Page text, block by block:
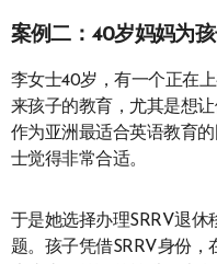
案例二：40岁妈妈为
李女士40岁，有一个正在
来孩子的教育，尤其是想
作为亚洲最适合英语教育
士觉得非常合适。
于是她选择办理SRRV退休
题。孩子凭借SRRV身份，